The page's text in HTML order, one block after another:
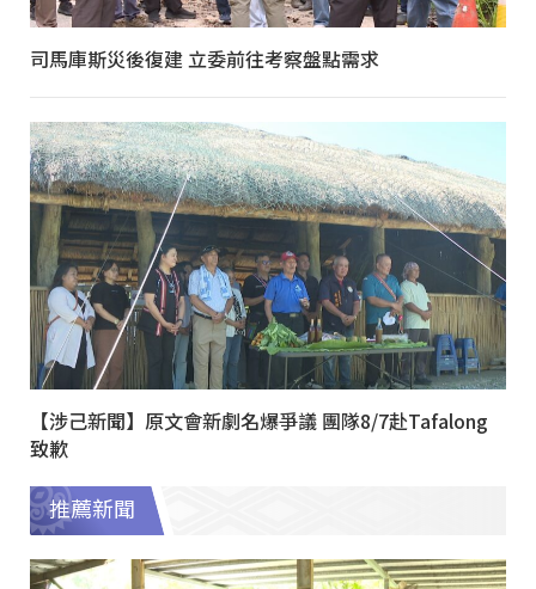
司馬庫斯災後復建 立委前往考察盤點需求
【涉己新聞】原文會新劇名爆爭議 團隊8/7赴Tafalong
致歉
推薦新聞